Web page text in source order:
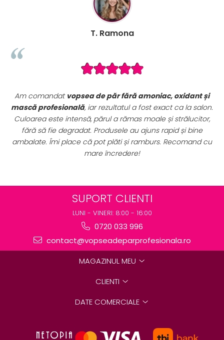
fără amoniac, oxidant și
a fost exact ca la salon.
rămas moale și strălucitor,
au ajuns rapid și bine
și ramburs. Recomand cu
Seturile promoționale de pe
sunt extrem de avantajoase.
complet de vopsele
perfect pentru uz profesional.
preț excelent. Se vede clar că
SUPORT CLIENTI
LUNI - VINERI: 8:00 - 16:00
0720 033 996
contact@vopseadeparprofesionala.ro
MAGAZINUL MEU
CLIENTI
DATE COMERCIALE